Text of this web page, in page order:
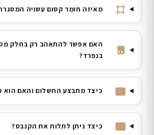
מאיזה חומר קסום עשויה
האם אפשר להתאהב רק בחלק
בנפרד?
כיצד מתבצע התשלום והאם הוא
כיצד ניתן לתלות את הקנבס?